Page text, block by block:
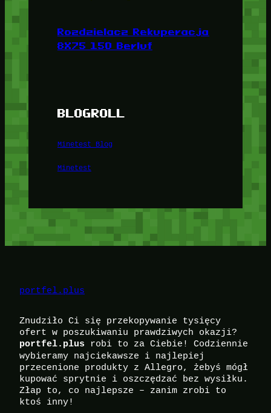
Rozdzielacz Rekuperacja
8X75 150 Berluf
BLOGROLL
Minetest Blog
Minetest
portfel.plus
Znudziło Ci się przekopywanie tysięcy
ofert w poszukiwaniu prawdziwych okazji?
portfel.plus robi to za Ciebie! Codziennie
wybieramy najciekawsze i najlepiej
przecenione produkty z Allegro, żebyś mógł
kupować sprytnie i oszczędzać bez wysiłku.
Złap to, co najlepsze – zanim zrobi to
ktoś inny!